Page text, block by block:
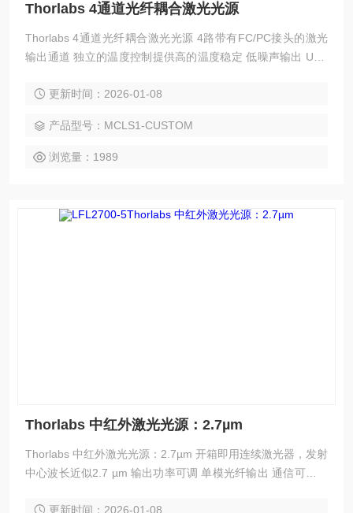
Thorlabs 4通道光纤耦合激光光源
Thorlabs 4通道光纤耦合激光光源 4路带有FC/PC接头的激光
输出通道 独立的温度控制提供高的温度稳定 低噪声输出 USB
更新时间：2026-01-08
产品型号：MCLS1-CUSTOM
浏览量：1989
Thorlabs 中红外激光光源：2.7µm
Thorlabs 中红外激光光源：2.7µm 开箱即用连续激光器，发射
中心波长近似2.7 µm 输出功率可调 单模光纤输出 通信可靠的
更新时间：2026-01-08